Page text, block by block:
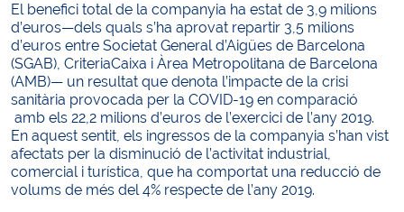
El benefici total de la companyia ha estat de 3,9 milions
d’euros—dels quals s’ha aprovat repartir 3,5 milions
d’euros entre Societat General d’Aigües de Barcelona
(SGAB), CriteriaCaixa i Àrea Metropolitana de Barcelona
(AMB)— un resultat que denota l’impacte de la crisi
sanitària provocada per la COVID-19 en comparació
amb els 22,2 milions d’euros de l’exercici de l’any 2019.
En aquest sentit, els ingressos de la companyia s’han vist
afectats per la disminució de l’activitat industrial,
comercial i turística, que ha comportat una reducció de
volums de més del 4% respecte de l’any 2019.